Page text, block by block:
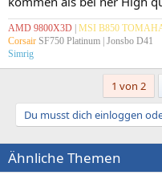
AMD 9800X3D | MSI B850
Corsair SF750 Platinum | Jonsbo D41
Simrig
1 von 2
Du musst dich einloggen
Ähnliche Themen